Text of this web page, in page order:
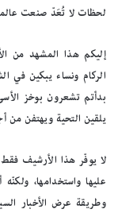
لحظات لا تُعَدّ صنعت
إليكم هذا المشهد من
الركام ونساء يبكين في
بدأتم تشعرون بوخز
يلقين التحية ويهتفن من
لا يوفّر هذا الأرشيف فقط
عليها واستخدامها،
وطريقة عرض الأخبار